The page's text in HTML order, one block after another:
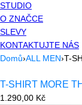
STUDIO
O ZNAČCE
SLEVY
KONTAKTUJTE NÁS
Domů›ALL MEN›T-
T-SHIRT MORE
Běžná
1.290,00 Kč